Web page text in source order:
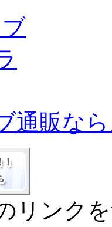
通販な
リンク